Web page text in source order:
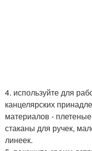
4. используйте для
канцелярских
материалов -
стаканы для ручек,
линеек.